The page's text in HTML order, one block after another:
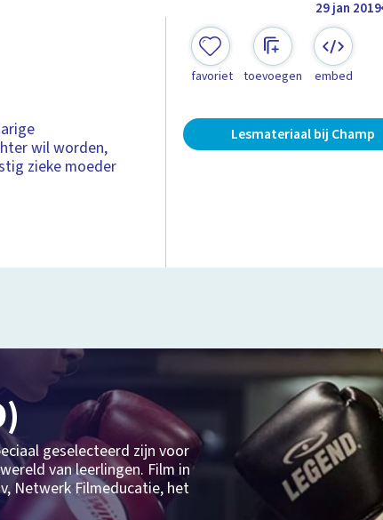
29 jan 2019
wil worden,
zieke moeder
favoriet toevoegen embed
Lesmateriaal bij Champ
geselecteerd zijn voor
van leerlingen. Film in
Netwerk Filmeducatie, het